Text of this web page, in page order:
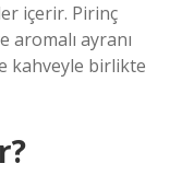
içerir. Pirinç
aromalı ayranı
kahveyle birlikte